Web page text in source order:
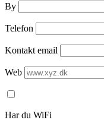
By
Telefon
Kontakt email
Web
Har du WiFi